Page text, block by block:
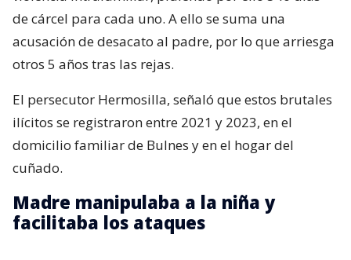
de cárcel para cada uno. A ello se suma una
acusación de desacato al padre, por lo que arriesga
otros 5 años tras las rejas.
El persecutor Hermosilla, señaló que estos brutales
ilícitos se registraron entre 2021 y 2023, en el
domicilio familiar de Bulnes y en el hogar del
cuñado.
Madre manipulaba a la niña y
facilitaba los ataques